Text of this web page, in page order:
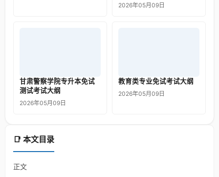
📑 本文目录
正文
2026年05月09日
甘肃警察学院专升本免试
测试考试大纲
2026年05月09日
教育类专业免试考试大纲
2026年05月09日